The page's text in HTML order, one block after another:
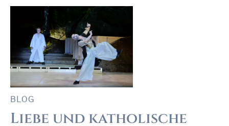
BLOG
Liebe und katholische